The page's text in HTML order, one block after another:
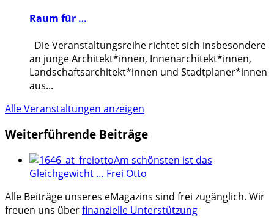
Raum für …
Die Veranstaltungsreihe richtet sich insbesondere
an junge Architekt*innen, Innenarchitekt*innen,
Landschaftsarchitekt*innen und Stadtplaner*innen
aus...
Alle Veranstaltungen anzeigen
Weiterführende Beiträge
Am schönsten ist das
Gleichgewicht … Frei Otto
Alle Beiträge unseres eMagazins sind frei zugänglich. Wir
freuen uns überfinanzielle Unterstützung